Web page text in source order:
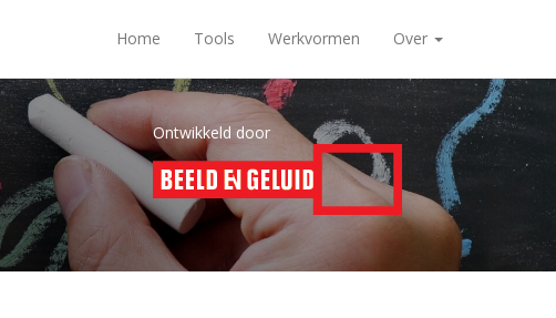
Home Tools Werkvormen Over
Ontwikkeld door